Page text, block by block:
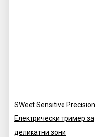
SWeet Sensitive Precision
Електрически тример за
деликатни зони